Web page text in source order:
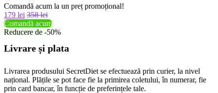
Comandă acum la un preț promoțional!
179 lei 358 lei
Comandă acum
Reducere de -50%
Livrare și plata
Livrarea produsului SecretDiet se efectuează prin curier, la nivel
național. Plățile se pot face fie la primirea coletului, în numerar, fie
prin card bancar, în funcție de preferințele tale.